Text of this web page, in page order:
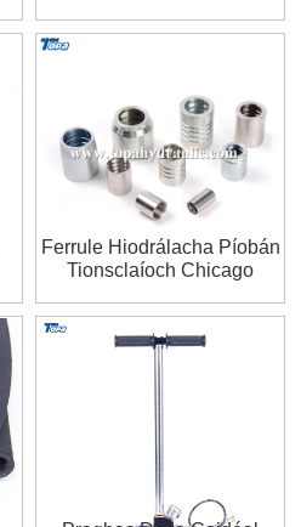
Ferrule Hiodrálacha Píobán
Tionsclaíoch Chicago